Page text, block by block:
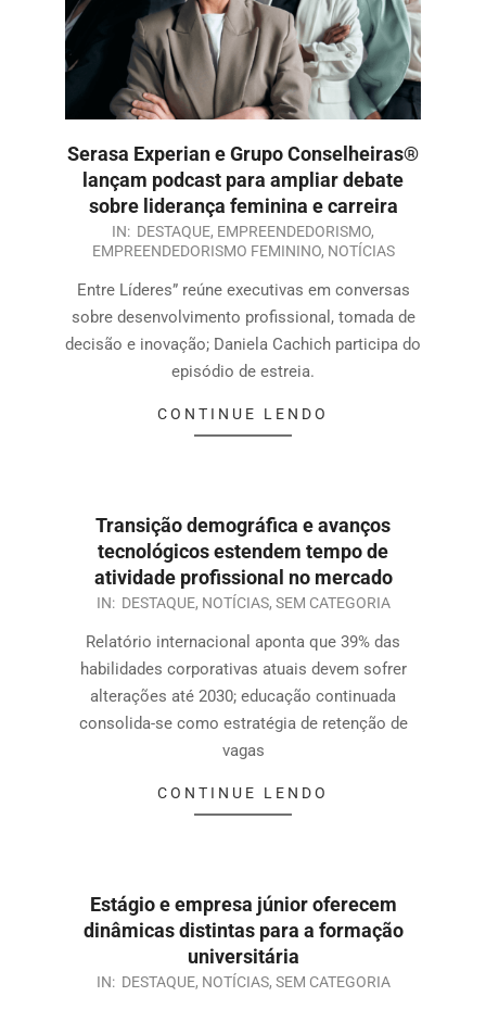
Serasa Experian e Grupo Conselheiras®
lançam podcast para ampliar debate
sobre liderança feminina e carreira
IN: DESTAQUE, EMPREENDEDORISMO,
EMPREENDEDORISMO FEMININO, NOTÍCIAS
Entre Líderes” reúne executivas em conversas
sobre desenvolvimento profissional, tomada de
decisão e inovação; Daniela Cachich participa do
episódio de estreia.
CONTINUE LENDO
Transição demográfica e avanços
tecnológicos estendem tempo de
atividade profissional no mercado
IN: DESTAQUE, NOTÍCIAS, SEM CATEGORIA
Relatório internacional aponta que 39% das
habilidades corporativas atuais devem sofrer
alterações até 2030; educação continuada
consolida-se como estratégia de retenção de
vagas
CONTINUE LENDO
Estágio e empresa júnior oferecem
dinâmicas distintas para a formação
universitária
IN: DESTAQUE, NOTÍCIAS, SEM CATEGORIA